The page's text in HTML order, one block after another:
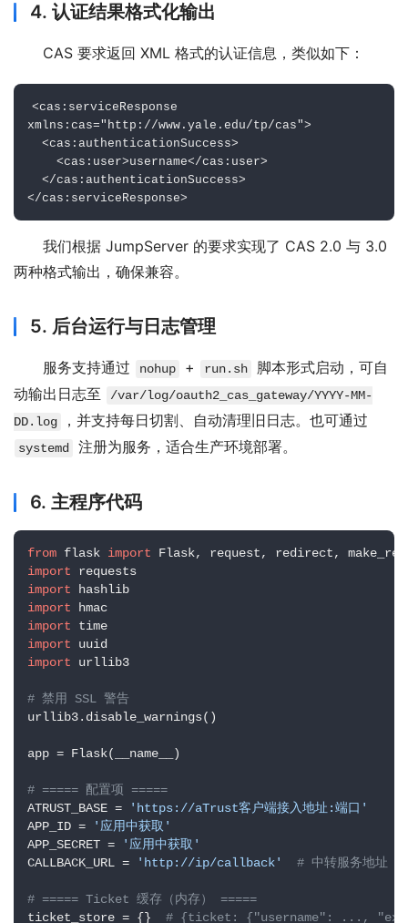
4. 认证结果格式化输出
CAS 要求返回 XML 格式的认证信息，类似如下：
<cas:serviceResponse
xmlns:cas="http://www.yale.edu/tp/cas">
  <cas:authenticationSuccess>
    <cas:user>username</cas:user>
  </cas:authenticationSuccess>
</cas:serviceResponse>
我们根据 JumpServer 的要求实现了 CAS 2.0 与 3.0
两种格式输出，确保兼容。
5. 后台运行与日志管理
服务支持通过 nohup + run.sh
脚本形式启动，可自
动输出日志至
/var/log/oauth2_cas_gateway/YYYY-MM-
DD.log
systemd 注册为服务，适合生产环境部署。
6. 主程序代码
from flask import
import
import
import
import
import
import urllib3
# 禁用 SSL 警告
urllib3.disable_warnings()
app = Flask(__name__)
# ===== 配置项 =====
ATRUST_BASE =
'https://aTrust客户端接入地址:端口'
APP_ID =
'应用中获取'
APP_SECRET =
'应用中获取'
CALLBACK_URL =
'http://ip/callback' # 中转服务地址
# ===== Ticket 缓存（内存） =====
ticket_store = {} # {ticket: {"username": ...,